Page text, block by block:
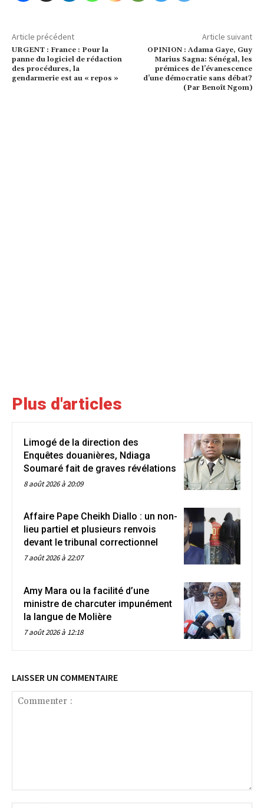
Article précédent
URGENT : France : Pour la
panne du logiciel de rédaction
des procédures, la
gendarmerie est au « repos »
Article suivant
OPINION : Adama Gaye, Guy
Marius Sagna: Sénégal, les
prémices de l’évanescence
d’une démocratie sans débat?
(Par Benoît Ngom)
Plus d'articles
Limogé de la direction des
Enquêtes douanières, Ndiaga
Soumaré fait de graves révélations
8 août 2026 à 20:09
Affaire Pape Cheikh Diallo : un non-
lieu partiel et plusieurs renvois
devant le tribunal correctionnel
7 août 2026 à 22:07
Amy Mara ou la facilité d’une
ministre de charcuter impunément
la langue de Molière
7 août 2026 à 12:18
LAISSER UN COMMENTAIRE